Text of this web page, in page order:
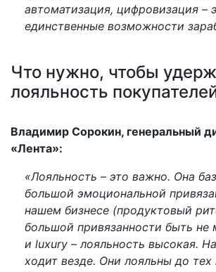
автоматизация, цифровизация –
единственные возможности
Что нужно, чтобы
лояльность
Владимир Сорокин, генеральный
«Лента»:
«Лояльность – это важно. Она
большой эмоциональной
нашем бизнесе (продуктовый
большой привязанности быть не
и luxury – лояльность высокая.
ходит везде. Они лояльны до тех